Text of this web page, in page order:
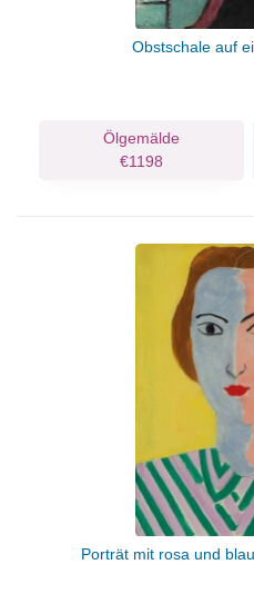
Obstschale auf
Ölgemälde
€1198
Porträt mit rosa und